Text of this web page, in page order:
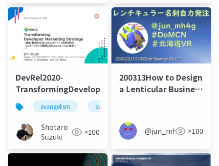
DevRel2020-
TransformingDeveloperMarketingStrategy
evangelism evangelist
Shotaro
Suzuki
>100
200313How to Design
a Lenticular Business
@jun_mh4g>100